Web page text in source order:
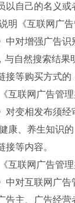
己的名义或者
《互联网广告
增强广告识别
与自然搜索结
接等购买方式的
联网广告管理
相发布须经审
康、养生知识
接等内容。
联网广告管理
互联网广告管
告主、广告经